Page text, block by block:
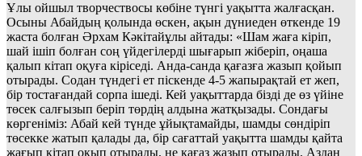
Ұлы ойшыл творчествосы көбіне түнгі уақытта жалғасқан.
Осыны Абайдың қолында өскен, ақын дүниеден өткенде 19
жаста болған Әрхам Кәкітайұлы айтады: «Шам жаға кіріп,
шай ішіп болған соң үйдегілерді шығарып жіберіп, оңаша
қалып кітап оқуға кіріседі. Анда-санда қағазға жазып қойып
отырады. Содан түндегі ет піскенде 4-5 жапырақтай ет жеп,
бір тостағандай сорпа ішеді. Кей уақыттарда бізді де өз үйіне
төсек салғызып беріп төрдің алдына жатқызады. Сондағы
көргеніміз: Абай кей түнде ұйықтамайды, шамды сөндіріп
төсекке жатып қалады да, бір сағаттай уақытта шамды қайта
жағып кітап оқып отырады, не қағаз жазып отырады. Аздан